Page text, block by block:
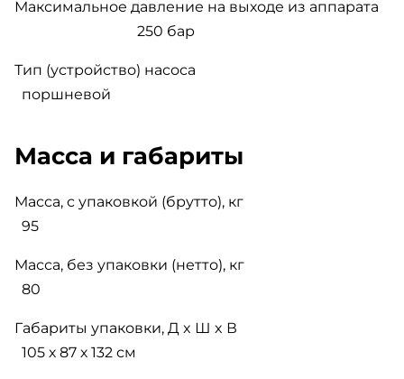
Максимальное давление на выходе из аппарата
250 бар
Тип (устройство) насоса
поршневой
Масса и габариты
Масса, с упаковкой (брутто), кг
95
Масса, без упаковки (нетто), кг
80
Габариты упаковки, Д x Ш x В
105 х 87 х 132 см